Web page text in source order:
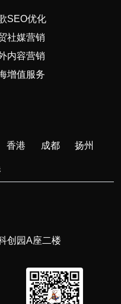
SEO优化
社媒营销
内容营销
增值服务
香港 成都 扬州
创园A座二楼